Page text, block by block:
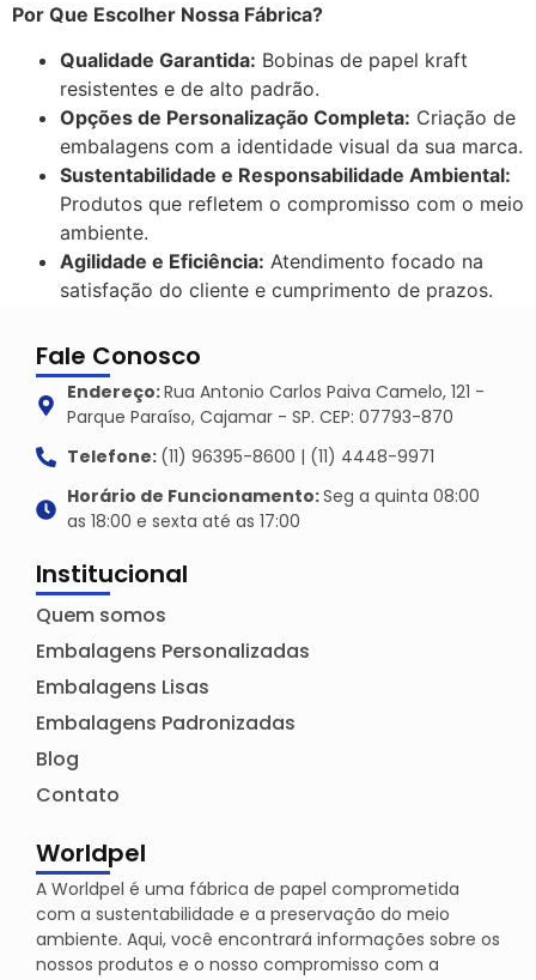
Por Que Escolher Nossa Fábrica?
Qualidade Garantida: Bobinas de papel kraft
resistentes e de alto padrão.
Opções de Personalização Completa: Criação de
embalagens com a identidade visual da sua marca.
Sustentabilidade e Responsabilidade Ambiental:
Produtos que refletem o compromisso com o meio
ambiente.
Agilidade e Eficiência: Atendimento focado na
satisfação do cliente e cumprimento de prazos.
Fale Conosco
Endereço:Rua Antonio Carlos Paiva Camelo, 121 -
Parque Paraíso, Cajamar - SP. CEP: 07793-870
Telefone: (11) 96395-8600 | (11) 4448-9971
Horário de Funcionamento:Seg a quinta 08:00
as 18:00 e sexta até as 17:00
Institucional
Quem somos
Embalagens Personalizadas
Embalagens Lisas
Embalagens Padronizadas
Blog
Contato
Worldpel
A Worldpel é uma fábrica de papel comprometida
com a sustentabilidade e a preservação do meio
ambiente. Aqui, você encontrará informações sobre os
nossos produtos e o nosso compromisso com a